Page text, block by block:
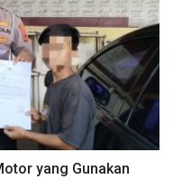
yang Gunakan